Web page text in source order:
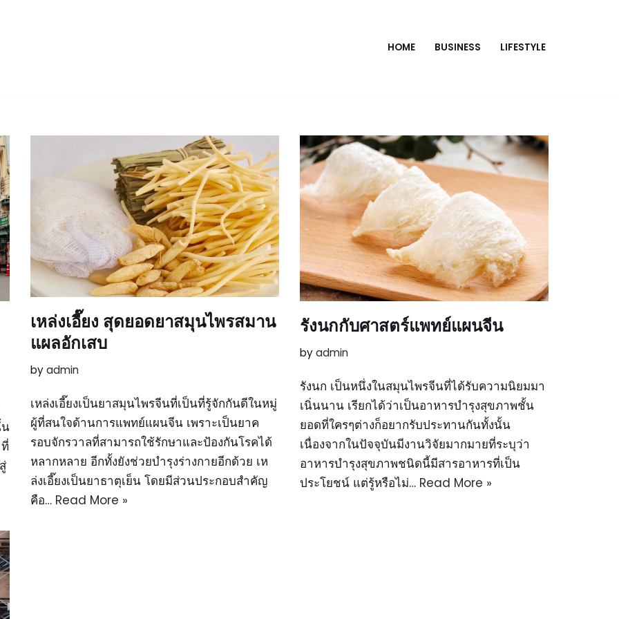
HOME BUSINESS LIFESTYLE
เหล่งเอี๊ยง สุดยอดยาสมุนไพรสมาน
แผลอักเสบ
byadmin
เหล่งเอี๊ยงเป็นยาสมุนไพรจีนที่เป็นที่รู้จักกันดีในหมู่
ผู้ที่สนใจด้านการแพทย์แผนจีน เพราะเป็นยาค
รอบจักรวาลที่สามารถใช้รักษาและป้องกันโรคได้
หลากหลาย อีกทั้งยังช่วยบำรุงร่างกายอีกด้วย เห
ล่งเอี๊ยงเป็นยาธาตุเย็น โดยมีส่วนประกอบสำคัญ
คือ… Read More »
รังนกกับศาสตร์แพทย์แผนจีน
byadmin
รังนก เป็นหนึ่งในสมุนไพรจีนที่ได้รับความนิยมมา
เนิ่นนาน เรียกได้ว่าเป็นอาหารบำรุงสุขภาพชั้น
ยอดที่ใครๆต่างก็อยากรับประทานกันทั้งนั้น
เนื่องจากในปัจจุบันมีงานวิจัยมากมายที่ระบุว่า
อาหารบำรุงสุขภาพชนิดนี้มีสารอาหารที่เป็น
ประโยชน์ แต่รู้หรือไม่… Read More »